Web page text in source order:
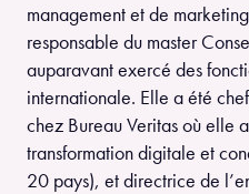
management et de
responsable du master
auparavant exercé des
internationale. Elle a été
chez Bureau Veritas où elle
transformation digitale et
20 pays), et directrice de